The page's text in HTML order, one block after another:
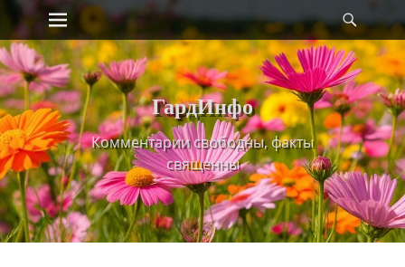
Skip
content
Primary Menu
ГардИнфо
Комментарии свободны, факты
священны